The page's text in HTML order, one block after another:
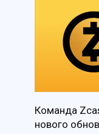
Команда
нового